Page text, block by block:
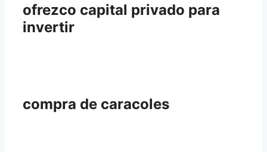
ofrezco capital privado para
invertir
compra de caracoles